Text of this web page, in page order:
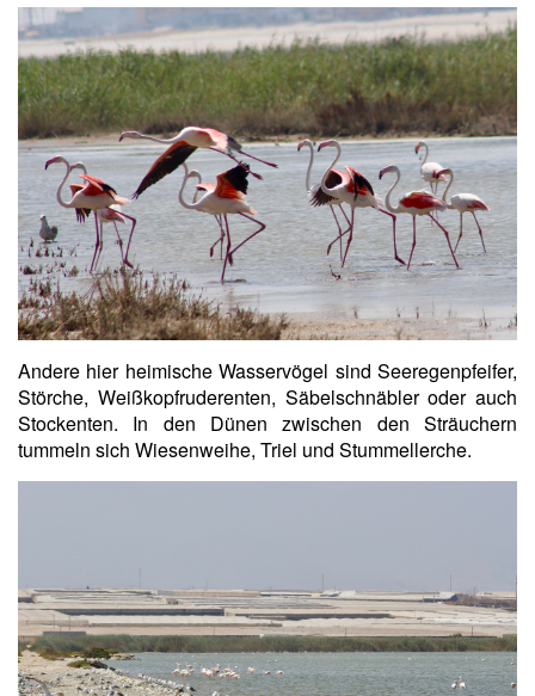
Andere hier heimische Wasservögel sind Seeregenpfeifer,
Störche, Weißkopfruderenten, Säbelschnäbler oder auch
Stockenten. In den Dünen zwischen den Sträuchern
tummeln sich Wiesenweihe, Triel und Stummellerche.